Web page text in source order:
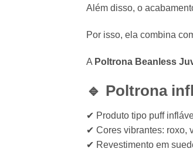
Além disso, o
Por isso, ela combina
A Poltrona Beanless
🔹 Poltrona
✔ Produto tipo puff
✔ Cores vibrantes: roxo,
✔ Revestimento em